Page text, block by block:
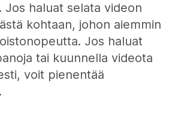
haluat selata videon
kohtaan, johon aiemmin
Jos haluat
tai kuunnella videota
voit pienentää